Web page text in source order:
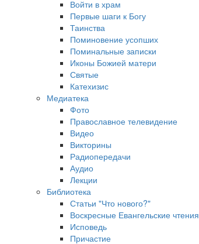
Войти в храм
Первые шаги к Богу
Таинства
Поминовение усопших
Поминальные записки
Иконы Божией матери
Святые
Катехизис
Медиатека
Фото
Православное телевидение
Видео
Викторины
Радиопередачи
Аудио
Лекции
Библиотека
Статьи "Что нового?"
Воскресные Евангельские чтения
Исповедь
Причастие